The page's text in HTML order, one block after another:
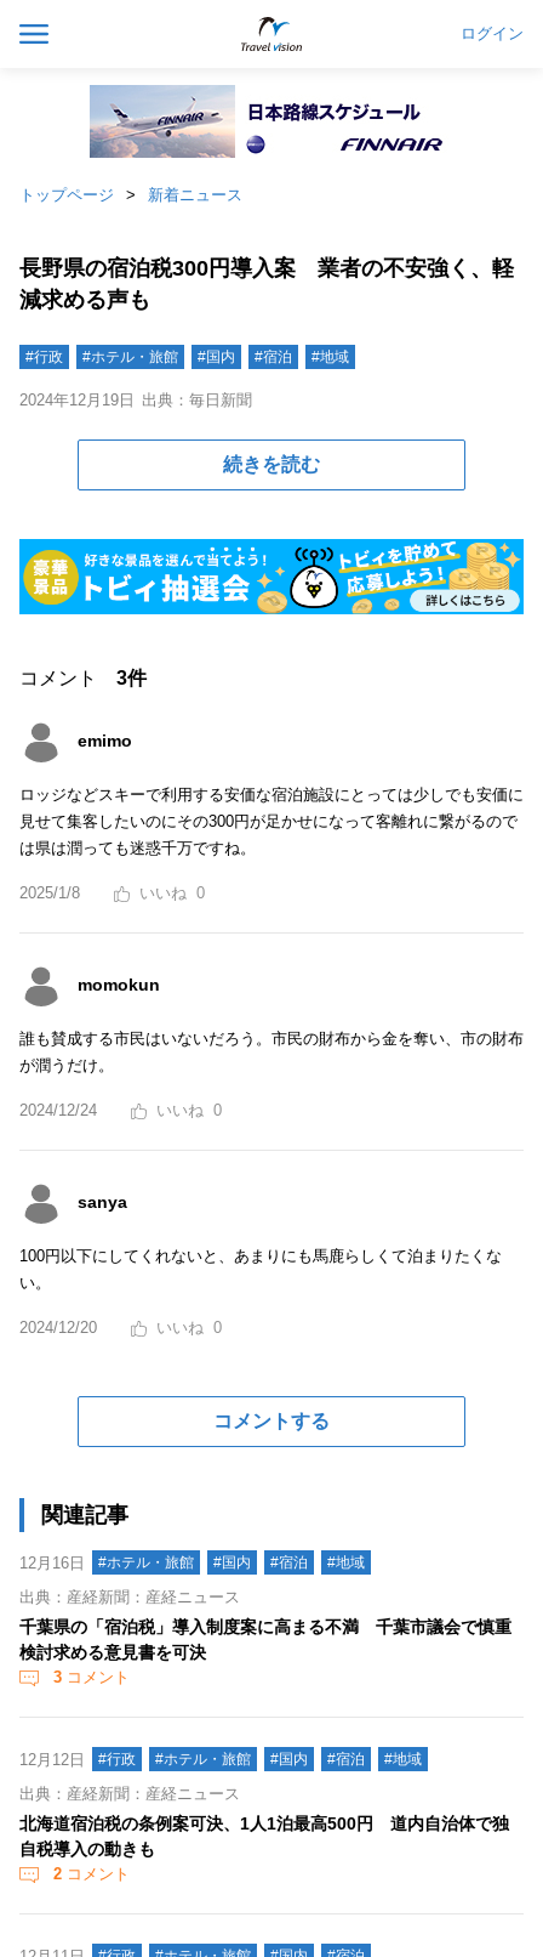
ログイン
トップページ 新着ニュース
長野県の宿泊税300円導入案 業者の不安強く、軽
減求める声も
#行政 #ホテル・旅館 #国内 #宿泊 #地域
2024年12月19日 出典：毎日新聞
続きを読む
コメント 3件
emimo
ロッジなどスキーで利用する安価な宿泊施設にとっては少しでも安価に
見せて集客したいのにその300円が足かせになって客離れに繋がるので
は県は潤っても迷惑千万ですね。
2025/1/8 0
momokun
誰も賛成する市民はいないだろう。市民の財布から金を奪い、市の財布
が潤うだけ。
2024/12/24 0
sanya
100円以下にしてくれないと、あまりにも馬鹿らしくて泊まりたくな
い。
2024/12/20 0
コメントする
関連記事
12月16日 #ホテル・旅館 #国内 #宿泊 #地域
出典：産経新聞：産経ニュース
千葉県の「宿泊税」導入制度案に高まる不満 千葉市議会で慎重
検討求める意見書を可決
3 コメント
12月12日 #行政 #ホテル・旅館 #国内 #宿泊 #地域
出典：産経新聞：産経ニュース
北海道宿泊税の条例案可決、1人1泊最高500円 道内自治体で独
自税導入の動きも
2 コメント